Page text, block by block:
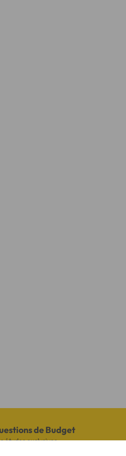
de Budget
études exclusives